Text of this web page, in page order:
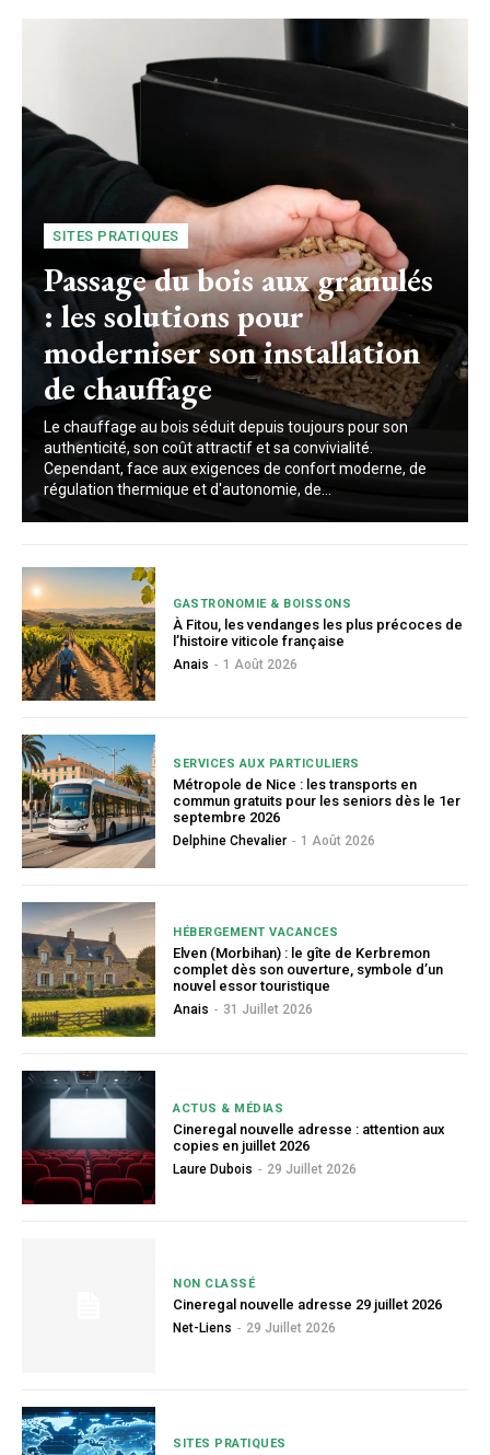
SITES PRATIQUES
Passage du bois aux granulés
: les solutions pour
moderniser son installation
de chauffage
Le chauffage au bois séduit depuis toujours pour son
authenticité, son coût attractif et sa convivialité.
Cependant, face aux exigences de confort moderne, de
régulation thermique et d'autonomie, de...
GASTRONOMIE & BOISSONS
À Fitou, les vendanges les plus précoces de
l’histoire viticole française
Anais - 1 Août 2026
SERVICES AUX PARTICULIERS
Métropole de Nice : les transports en
commun gratuits pour les seniors dès le 1er
septembre 2026
Delphine Chevalier - 1 Août 2026
HÉBERGEMENT VACANCES
Elven (Morbihan) : le gîte de Kerbremon
complet dès son ouverture, symbole d’un
nouvel essor touristique
Anais - 31 Juillet 2026
ACTUS & MÉDIAS
Cineregal nouvelle adresse : attention aux
copies en juillet 2026
Laure Dubois - 29 Juillet 2026
NON CLASSÉ
Cineregal nouvelle adresse 29 juillet 2026
Net-Liens - 29 Juillet 2026
SITES PRATIQUES